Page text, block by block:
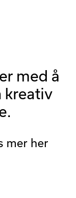
med å
kreativ
mer her